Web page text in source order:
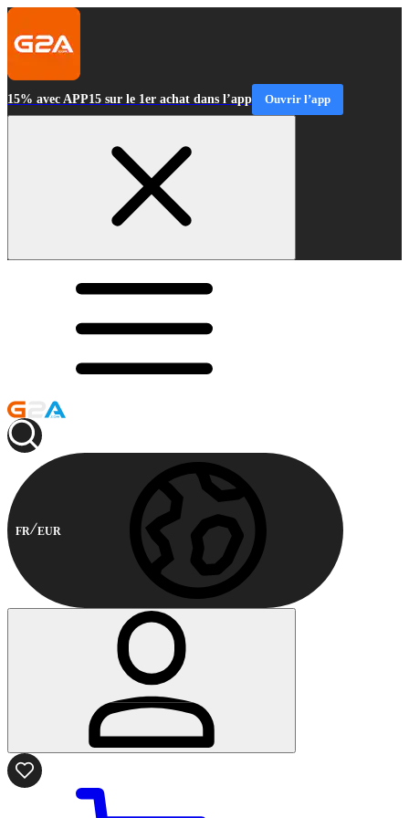
15% avec APP15 sur le 1er achat dans l’app Ouvrir l’app
FR EUR